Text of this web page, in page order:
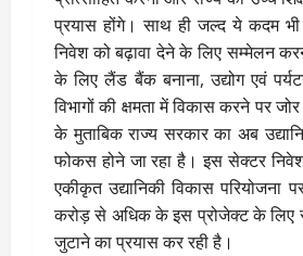
प्रयास होंगे। साथ ही जल्द ये कदम
निवेश को बढ़ावा देने के लिए सम्मेलन
के लिए लैंड बैंक बनाना, उद्योग एवं
विभागों की क्षमता में विकास करने पर
के मुताबिक राज्य सरकार का अब
फोकस होने जा रहा है। इस सेक्टर
एकीकृत उद्यानिकी विकास परियोजना
करोड़ से अधिक के इस प्रोजेक्ट के लिए
जुटाने का प्रयास कर रही है।